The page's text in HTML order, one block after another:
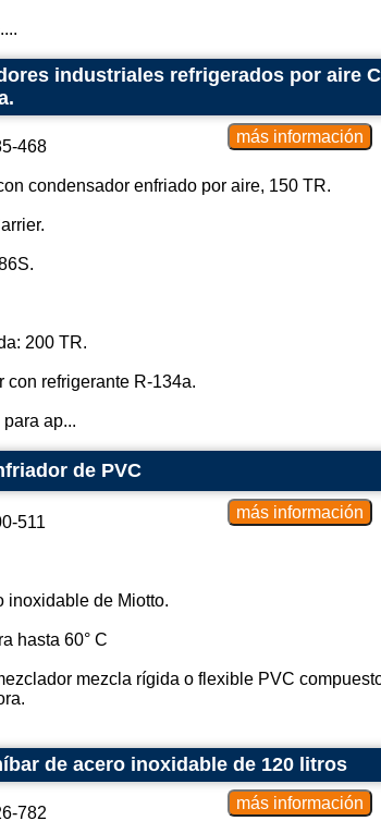
industriales refrigerados por aire
468
condensador enfriado por aire, 150 TR.
200 TR.
con refrigerante R-134a.
ap...
de PVC
511
inoxidable de Miotto.
hasta 60° C
mezcla rígida o flexible PVC
de acero inoxidable de 120 litros
782